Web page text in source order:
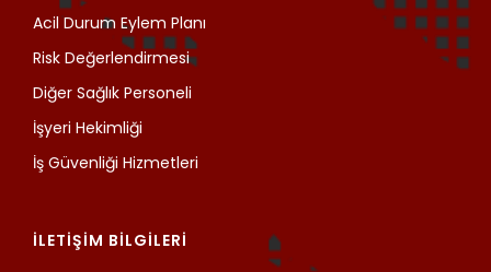
Acil Durum Eylem Planı
Risk Değerlendirmesi
Diğer Sağlık Personeli
İşyeri Hekimliği
İş Güvenliği Hizmetleri
İLETİŞİM BİLGİLERİ